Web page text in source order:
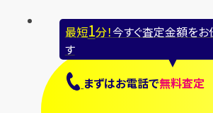
最短1分！今すぐ査定金額をお
す
まずはお電話で無料査定